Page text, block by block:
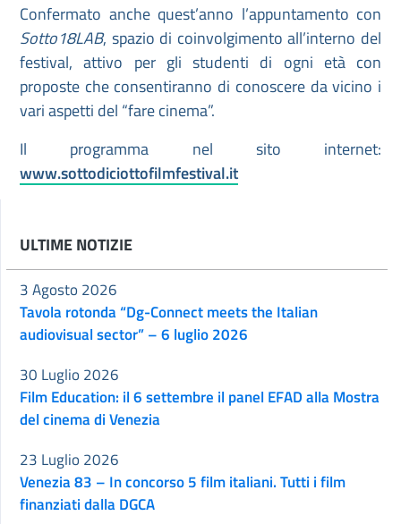
Confermato anche quest’anno l’appuntamento con
Sotto18LAB, spazio di coinvolgimento all’interno del
festival, attivo per gli studenti di ogni età con
proposte che consentiranno di conoscere da vicino i
vari aspetti del “fare cinema”.
Il programma nel sito internet:
www.sottodiciottofilmfestival.it
ULTIME NOTIZIE
Tavola rotonda “Dg-Connect meets the Italian
audiovisual sector” – 6 luglio 2026
3 Agosto 2026
Film Education: il 6 settembre il panel EFAD alla Mostra
del cinema di Venezia
30 Luglio 2026
Venezia 83 – In concorso 5 film italiani. Tutti i film
finanziati dalla DGCA
23 Luglio 2026